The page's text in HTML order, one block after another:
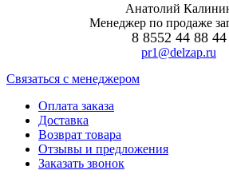
Анатолий
Менеджер по продаже
8 8552 44 88 44
pr1@delzap.ru
Cвязаться с менеджером
Оплата заказа
Доставка
Возврат товара
Отзывы и предложения
Заказать звонок